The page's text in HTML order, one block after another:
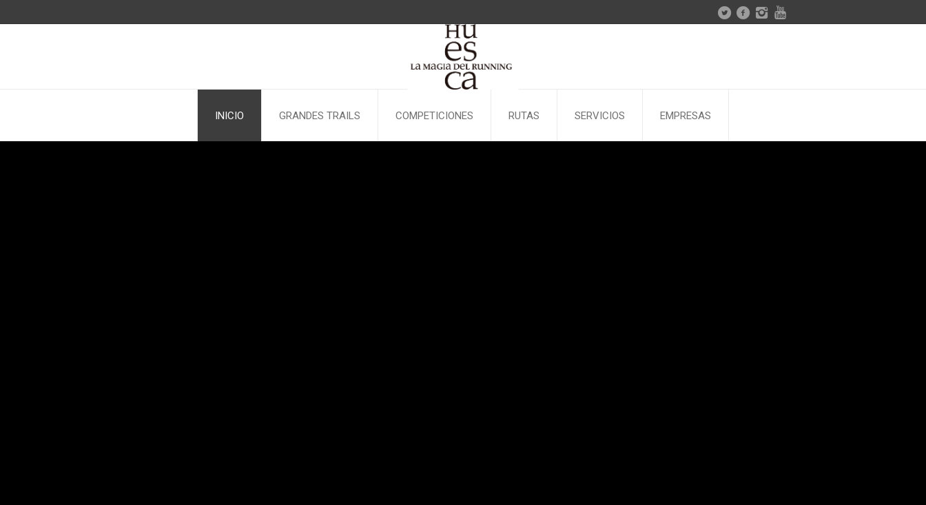
INICIO GRANDES TRAILS COMPETICIONES RUTAS SERVICIOS EMPRESAS